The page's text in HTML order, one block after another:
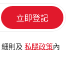
細則及 私隱政策 內